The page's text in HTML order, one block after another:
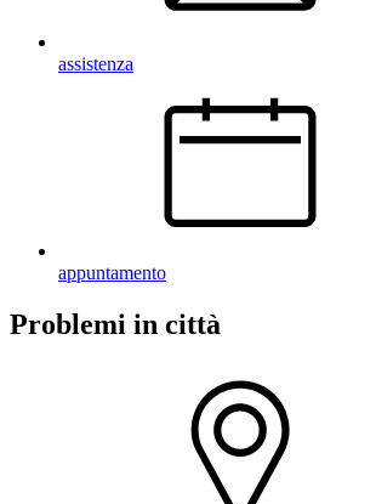
assistenza
appuntamento
Problemi in città